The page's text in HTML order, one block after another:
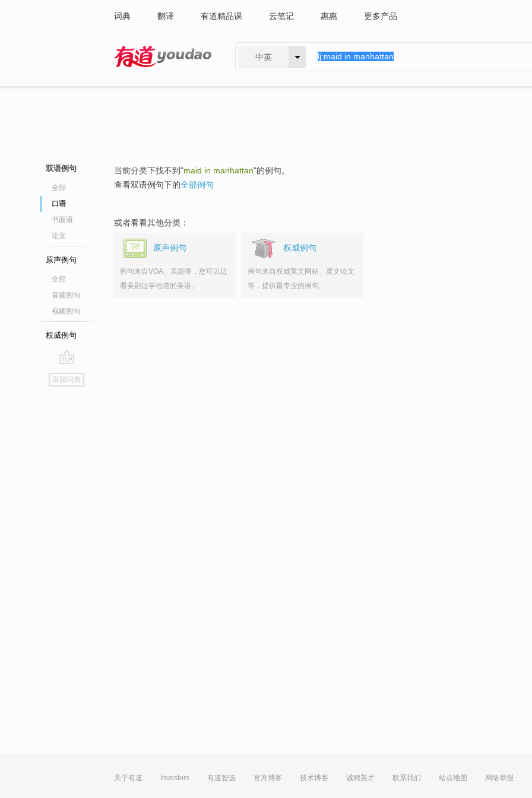
词典 翻译 有道精品课 云笔记 惠惠 更多产品
中英
双语例句
全部
口语
书面语
论文
原声例句
全部
音频例句
视频例句
权威例句
go
top
返回词典
当前分类下找不到"maid in manhattan"的例句。
查看双语例句下的全部例句
或者看看其他分类：
原声例句
例句来自VOA、美剧等，您可以边
看美剧边学地道的美语。
权威例句
例句来自权威英文网站、英文论文
等，提供最专业的例句。
关于有道 Investors 有道智选 官方博客 技术博客 诚聘英才 联系我们 站点地图 网络举报